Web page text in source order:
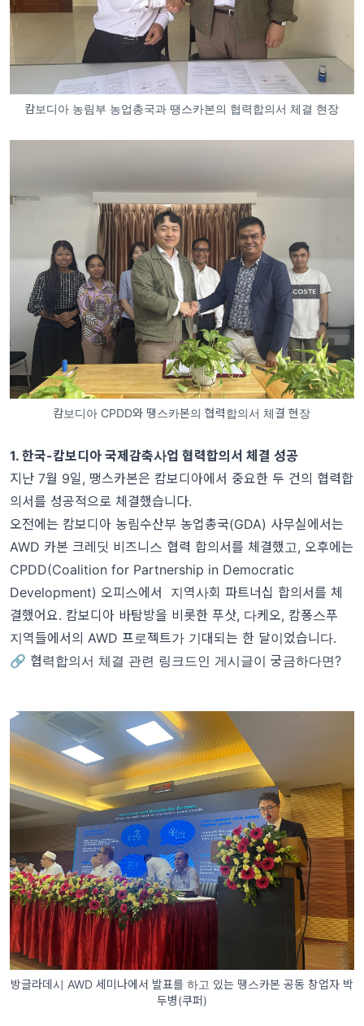
캄보디아 농림부 농업총국과 땡스카본의 협력합의서 체결 현장
캄보디아 CPDD와 땡스카본의 협력합의서 체결 현장
1. 한국-캄보디아 국제감축사업 협력합의서 체결 성공
지난 7월 9일, 땡스카본은 캄보디아에서 중요한 두 건의 협력합
의서를 성공적으로 체결했습니다.
오전에는 캄보디아 농림수산부 농업총국(GDA) 사무실에서는
AWD 카본 크레딧 비즈니스 협력 합의서를 체결했고, 오후에는
CPDD(Coalition for Partnership in Democratic
Development) 오피스에서 지역사회 파트너십 합의서를 체
결했어요. 캄보디아 바탐방을 비롯한 푸삿, 다케오, 캄퐁스푸
지역들에서의 AWD 프로젝트가 기대되는 한 달이었습니다.
🔗 협력합의서 체결 관련 링크드인 게시글이 궁금하다면?
방글라데시 AWD 세미나에서 발표를 하고 있는 땡스카본 공동 창업자 박
두병(쿠퍼)